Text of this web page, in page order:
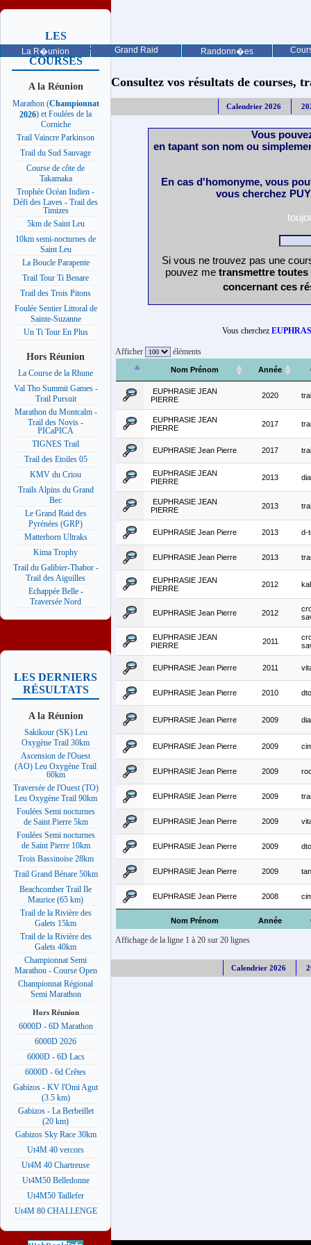
La R�union Grand Raid Randonn�es
LES
PROCHAINES
COURSES
A la Réunion
Marathon (Championnat
2026) et Foulées de la
Corniche
Trail Vaincre Parkinson
Trail du Sud Sauvage
Course de côte de
Takamaka
Trophée Océan Indien -
Défi des Laves - Trail des
Timizes
5km de Saint Leu
10km semi-nocturnes de
Saint Leu
La Boucle Parapente
Trail Tour Ti Benare
Trail des Trois Pitons
Foulée Sentier Littoral de
Sainte-Suzanne
Un Ti Tour En Plus
Hors Réunion
La Course de la Rhune
Val Tho Summit Games -
Trail Pursuit
Marathon du Montcalm -
Trail des Novis -
PICaPICA
TIGNES Trail
Trail des Etoiles 05
KMV du Criou
Trails Alpins du Grand
Bec
Le Grand Raid des
Pyrénées (GRP)
Matterhorn Ultraks
Kima Trophy
Trail du Galibier-Thabor -
Trail des Aiguilles
Echappée Belle -
Traversée Nord
LES DERNIERS
RÉSULTATS
A la Réunion
Sakikour (SK) Leu
Oxygène Trail 30km
Ascension de l'Ouest
(AO) Leu Oxygène Trail
60km
Traversée de l'Ouest (TO)
Leu Oxygène Trail 90km
Foulées Semi nocturnes
de Saint Pierre 5km
Foulées Semi nocturnes
de Saint Pierre 10km
Trois Bassinoise 28km
Trail Grand Bénare 50km
Beachcomber Trail Ile
Maurice (65 km)
Trail de la Rivière des
Galets 15km
Trail de la Rivière des
Galets 40km
Championnat Semi
Marathon - Course Open
Championnat Régional
Semi Marathon
Hors Réunion
6000D - 6D Marathon
6000D 2026
6000D - 6D Lacs
6000D - 6d Crêtes
Gabizos - KV l'Omi Agut
(3.5 km)
Gabizos - La Berbeillet
(20 km)
Gabizos Sky Race 30km
Ut4M 40 vercors
Ut4M 40 Chartreuse
Ut4M50 Belledonne
Ut4M50 Taillefer
Ut4M 80 CHALLENGE
Consultez vos résultats de courses,
Calendrier 2026
Vous
en tapant son nom ou
En cas d'homonyme, vous
vous cherchez
Si vous ne trouvez pas une
pouvez me transmettre
concernant ces
Vous cherchez
Afficher éléments
Nom Prénom Année
Nom Prénom Année
EUPHRASIE JEAN
PIERRE
2020
EUPHRASIE JEAN
PIERRE
2017
EUPHRASIE Jean Pierre 2017
EUPHRASIE JEAN
PIERRE
2013
EUPHRASIE JEAN
PIERRE
2013
EUPHRASIE Jean Pierre 2013 d-
EUPHRASIE Jean Pierre 2013
EUPHRASIE JEAN
PIERRE
2012
EUPHRASIE Jean Pierre 2012
EUPHRASIE JEAN
PIERRE
2011
EUPHRASIE Jean Pierre 2011
EUPHRASIE Jean Pierre 2010
EUPHRASIE Jean Pierre 2009
EUPHRASIE Jean Pierre 2009
EUPHRASIE Jean Pierre 2009
EUPHRASIE Jean Pierre 2009
EUPHRASIE Jean Pierre 2009
EUPHRASIE Jean Pierre 2009
EUPHRASIE Jean Pierre 2009
EUPHRASIE Jean Pierre 2008
Affichage de la ligne 1 à 20 sur 20 lignes
Calendrier 2026